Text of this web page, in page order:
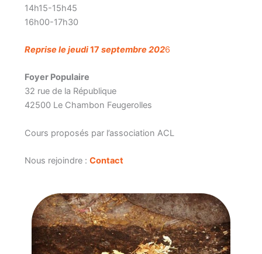
14h15-15h45
16h00-17h30
Reprise le jeudi17 septembre 2026
Foyer Populaire
32 rue de la République
42500 Le Chambon Feugerolles
Cours proposés par l’association ACL
Nous rejoindre : Contact